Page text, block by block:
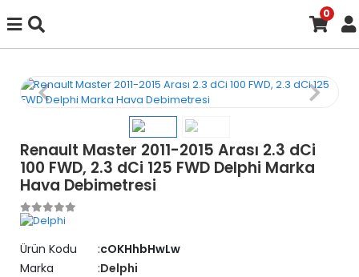
0
Renault Master 2011-2015 Arası 2.3 dCi
100 FWD, 2.3 dCi 125 FWD Delphi Marka
Hava Debimetresi
Ürün Kodu
cOKHhbHwLw
Marka
Delphi